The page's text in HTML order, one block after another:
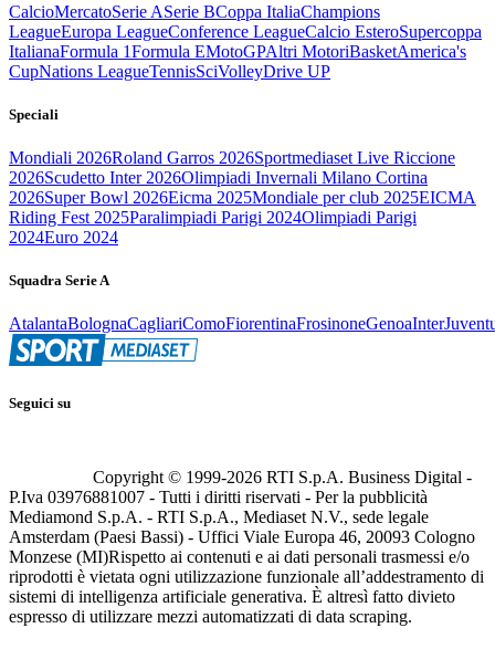
CalcioMercatoSerie ASerie BCoppa ItaliaChampions
LeagueEuropa LeagueConference LeagueCalcio EsteroSupercoppa
ItalianaFormula 1Formula EMotoGPAltri MotoriBasketAmerica's
CupNations LeagueTennisSciVolleyDrive UP
Speciali
Mondiali 2026Roland Garros 2026Sportmediaset Live Riccione
2026Scudetto Inter 2026Olimpiadi Invernali Milano Cortina
2026Super Bowl 2026Eicma 2025Mondiale per club 2025EICMA
Riding Fest 2025Paralimpiadi Parigi 2024Olimpiadi Parigi
2024Euro 2024
Squadra Serie A
AtalantaBolognaCagliariComoFiorentinaFrosinoneGenoaInter
Seguici su
Copyright © 1999-2026 RTI S.p.A. Business Digital -
P.Iva 03976881007 - Tutti i diritti riservati - Per la pubblicità
Mediamond S.p.A. - RTI S.p.A., Mediaset N.V., sede legale
Amsterdam (Paesi Bassi) - Uffici Viale Europa 46, 20093 Cologno
Monzese (MI)Rispetto ai contenuti e ai dati personali trasmessi e/o
riprodotti è vietata ogni utilizzazione funzionale all’addestramento di
sistemi di intelligenza artificiale generativa. È altresì fatto divieto
espresso di utilizzare mezzi automatizzati di data scraping.